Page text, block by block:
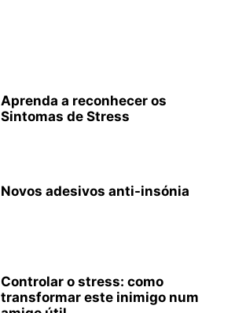
Aprenda a reconhecer os
Sintomas de Stress
Novos adesivos anti-insónia
Controlar o stress: como
transformar este inimigo num